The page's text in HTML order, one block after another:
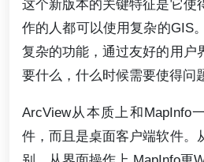
这个新版本的关键特征是它使
作的人都可以使用复杂的GIS
复杂的功能，通过友好的用户
要什么，什么时候需要使得问
ArcView从本质上和MapInfo
件，而且是桌面客户端软件。